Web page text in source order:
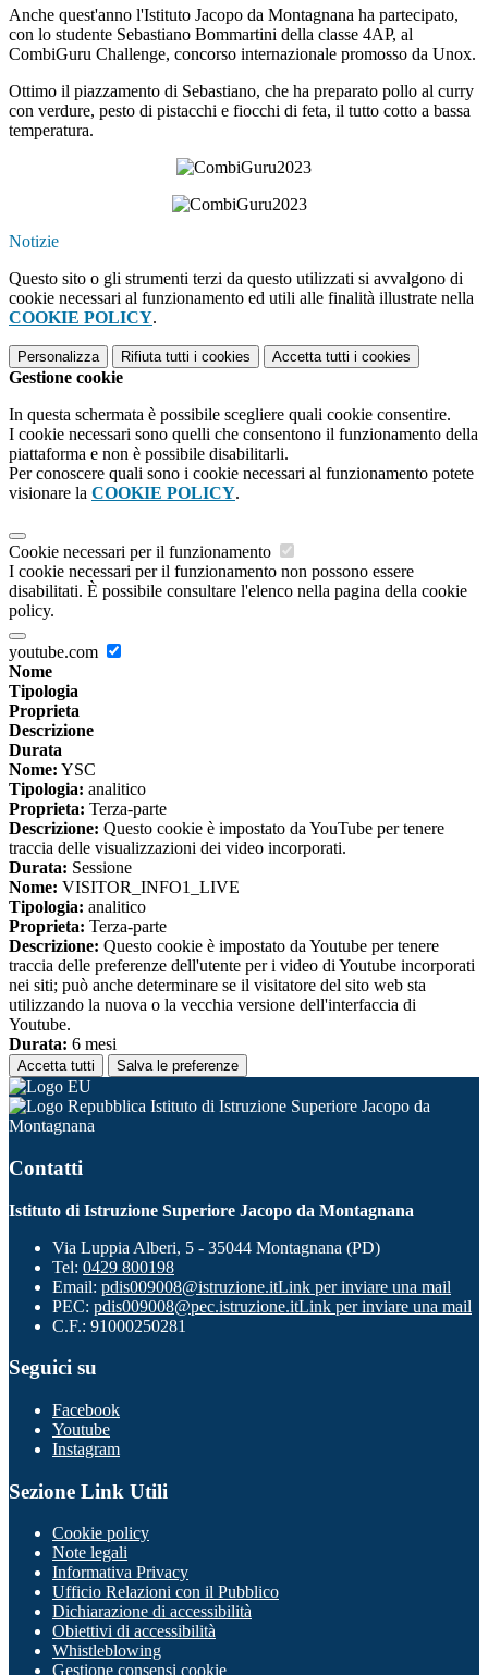
Anche quest'anno l'Istituto Jacopo da Montagnana ha partecipato,
con lo studente Sebastiano Bommartini della classe 4AP, al
CombiGuru Challenge, concorso internazionale promosso da Unox.
Ottimo il piazzamento di Sebastiano, che ha preparato pollo al curry
con verdure, pesto di pistacchi e fiocchi di feta, il tutto cotto a bassa
temperatura.
Notizie
Questo sito o gli strumenti terzi da questo utilizzati si avvalgono di
cookie necessari al funzionamento ed utili alle finalità illustrate nella
COOKIE POLICY.
Personalizza Rifiuta tutti i cookies Accetta tutti i cookies
Gestione cookie
In questa schermata è possibile scegliere quali cookie consentire.
I cookie necessari sono quelli che consentono il funzionamento della
piattaforma e non è possibile disabilitarli.
Per conoscere quali sono i cookie necessari al funzionamento potete
visionare la COOKIE POLICY.
Cookie necessari per il funzionamento
I cookie necessari per il funzionamento non possono essere
disabilitati. È possibile consultare l'elenco nella pagina della cookie
policy.
youtube.com
Nome
Tipologia
Proprieta
Descrizione
Durata
Nome: YSC
Tipologia: analitico
Proprieta: Terza-parte
Descrizione: Questo cookie è impostato da YouTube per tenere
traccia delle visualizzazioni dei video incorporati.
Durata: Sessione
Nome: VISITOR_INFO1_LIVE
Tipologia: analitico
Proprieta: Terza-parte
Descrizione: Questo cookie è impostato da Youtube per tenere
traccia delle preferenze dell'utente per i video di Youtube incorporati
nei siti; può anche determinare se il visitatore del sito web sta
utilizzando la nuova o la vecchia versione dell'interfaccia di
Youtube.
Durata: 6 mesi
Accetta tutti Salva le preferenze
Istituto di Istruzione Superiore Jacopo da
Montagnana
Contatti
Istituto di Istruzione Superiore Jacopo da Montagnana
Via Luppia Alberi, 5 - 35044 Montagnana (PD)
Tel: 0429 800198
Email: pdis009008@istruzione.itLink per inviare una mail
PEC: pdis009008@pec.istruzione.itLink per inviare una mail
C.F.: 91000250281
Seguici su
Facebook
Youtube
Instagram
Sezione Link Utili
Cookie policy
Note legali
Informativa Privacy
Ufficio Relazioni con il Pubblico
Dichiarazione di accessibilità
Obiettivi di accessibilità
Whistleblowing
Gestione consensi cookie